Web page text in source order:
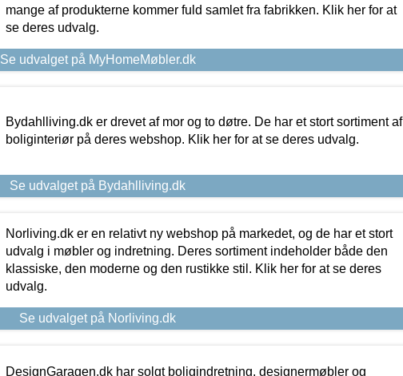
mange af produkterne kommer fuld samlet fra fabrikken. Klik her for at
se deres udvalg.
Se udvalget på MyHomeMøbler.dk
Bydahlliving.dk er drevet af mor og to døtre. De har et stort sortiment af
boliginteriør på deres webshop. Klik her for at se deres udvalg.
Se udvalget på Bydahlliving.dk
Norliving.dk er en relativt ny webshop på markedet, og de har et stort
udvalg i møbler og indretning. Deres sortiment indeholder både den
klassiske, den moderne og den rustikke stil. Klik her for at se deres
udvalg.
Se udvalget på Norliving.dk
DesignGaragen.dk har solgt boligindretning, designermøbler og